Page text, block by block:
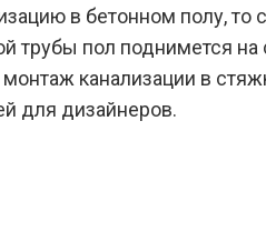
в бетонном полу,
трубы пол поднимется
канализации в
для дизайнеров.